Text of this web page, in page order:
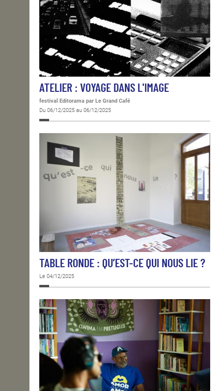
ATELIER : VOYAGE DANS L'IMAGE
festival Editorama par Le Grand Café
Du 06/12/2025 au 06/12/2025
TABLE RONDE : QU’EST-CE QUI NOUS LIE ?
Le 04/12/2025